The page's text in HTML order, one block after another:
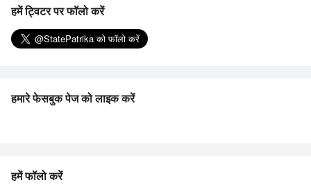
हमें ट्विटर पर फॉलो करें
हमारे फेसबुक पेज को लाइक करें
हमें फॉलो करें